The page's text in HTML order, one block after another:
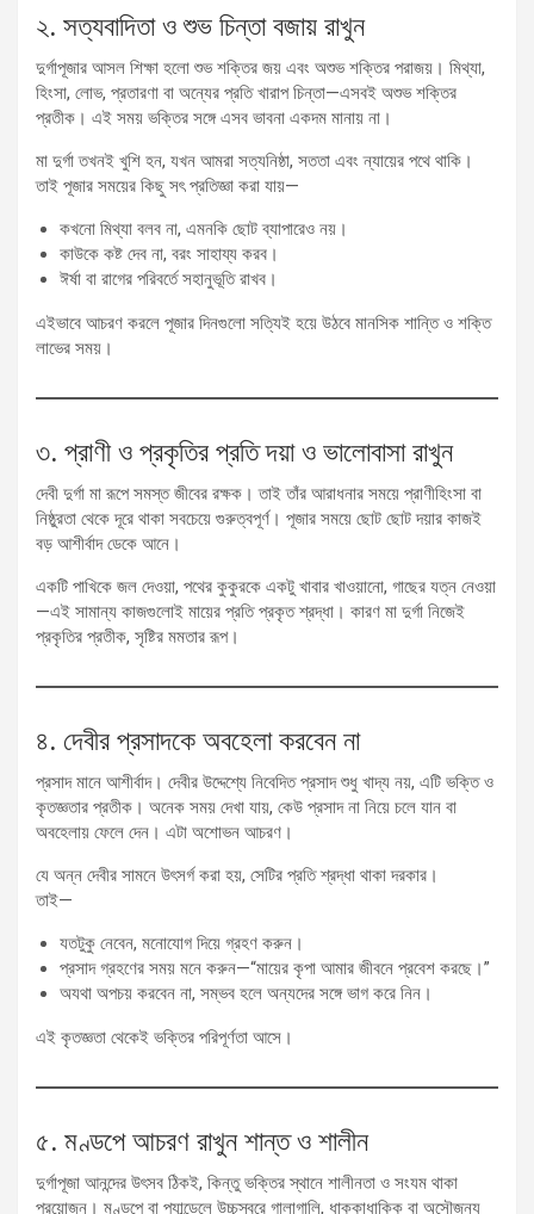
২. সত্যবাদিতা ও শুভ চিন্তা বজায় রাখুন
দুর্গাপূজার আসল শিক্ষা হলো শুভ শক্তির জয় এবং অশুভ শক্তির পরাজয়। মিথ্যা,
হিংসা, লোভ, প্রতারণা বা অন্যের প্রতি খারাপ চিন্তা—এসবই অশুভ শক্তির
প্রতীক। এই সময় ভক্তির সঙ্গে এসব ভাবনা একদম মানায় না।
মা দুর্গা তখনই খুশি হন, যখন আমরা সত্যনিষ্ঠা, সততা এবং ন্যায়ের পথে থাকি।
তাই পূজার সময়ের কিছু সৎ প্রতিজ্ঞা করা যায়—
কখনো মিথ্যা বলব না, এমনকি ছোট ব্যাপারেও নয়।
কাউকে কষ্ট দেব না, বরং সাহায্য করব।
ঈর্ষা বা রাগের পরিবর্তে সহানুভূতি রাখব।
এইভাবে আচরণ করলে পূজার দিনগুলো সত্যিই হয়ে উঠবে মানসিক শান্তি ও শক্তি
লাভের সময়।
৩. প্রাণী ও প্রকৃতির প্রতি দয়া ও ভালোবাসা রাখুন
দেবী দুর্গা মা রূপে সমস্ত জীবের রক্ষক। তাই তাঁর আরাধনার সময়ে প্রাণীহিংসা বা
নিষ্ঠুরতা থেকে দূরে থাকা সবচেয়ে গুরুত্বপূর্ণ। পূজার সময়ে ছোট ছোট দয়ার কাজই
বড় আশীর্বাদ ডেকে আনে।
একটি পাখিকে জল দেওয়া, পথের কুকুরকে একটু খাবার খাওয়ানো, গাছের যত্ন নেওয়া
—এই সামান্য কাজগুলোই মায়ের প্রতি প্রকৃত শ্রদ্ধা। কারণ মা দুর্গা নিজেই
প্রকৃতির প্রতীক, সৃষ্টির মমতার রূপ।
৪. দেবীর প্রসাদকে অবহেলা করবেন না
প্রসাদ মানে আশীর্বাদ। দেবীর উদ্দেশ্যে নিবেদিত প্রসাদ শুধু খাদ্য নয়, এটি ভক্তি ও
কৃতজ্ঞতার প্রতীক। অনেক সময় দেখা যায়, কেউ প্রসাদ না নিয়ে চলে যান বা
অবহেলায় ফেলে দেন। এটা অশোভন আচরণ।
যে অন্ন দেবীর সামনে উৎসর্গ করা হয়, সেটির প্রতি শ্রদ্ধা থাকা দরকার।
তাই—
যতটুকু নেবেন, মনোযোগ দিয়ে গ্রহণ করুন।
প্রসাদ গ্রহণের সময় মনে করুন—“মায়ের কৃপা আমার জীবনে প্রবেশ করছে।”
অযথা অপচয় করবেন না, সম্ভব হলে অন্যদের সঙ্গে ভাগ করে নিন।
এই কৃতজ্ঞতা থেকেই ভক্তির পরিপূর্ণতা আসে।
৫. মণ্ডপে আচরণ রাখুন শান্ত ও শালীন
দুর্গাপূজা আনন্দের উৎসব ঠিকই, কিন্তু ভক্তির স্থানে শালীনতা ও সংযম থাকা
প্রয়োজন। মণ্ডপে বা প্যান্ডেলে উচ্চস্বরে গালাগালি, ধাক্কাধাক্কি বা অসৌজন্য